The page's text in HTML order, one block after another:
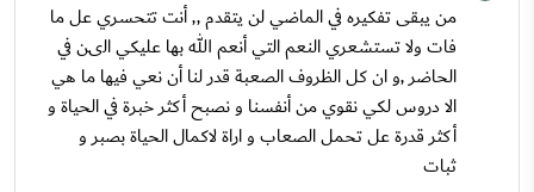
من يبقى تفكيره في الماضي لن يتقدم ,, أنت تتحسري عل ما
فات ولا تستشعري النعم التي أنعم الله بها عليكي الىن في
الحاضر ,و ان كل الظروف الصعبة قدر لنا أن نعي فيها ما هي
الا دروس لكي نقوي من أنفسنا و نصبح أكثر خبرة في الحياة و
أكثر قدرة عل تحمل الصعاب و اراة لاكمال الحياة بصبر و
ثبات